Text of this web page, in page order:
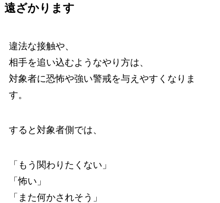
遠ざかります
違法な接触や、
相手を追い込むようなやり方は、
対象者に恐怖や強い警戒を与えやすくなりま
す。
すると対象者側では、
「もう関わりたくない」
「怖い」
「また何かされそう」